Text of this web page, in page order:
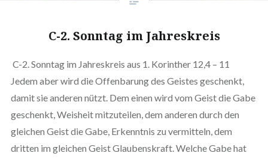
C-2. Sonntag im Jahreskreis
C-2. Sonntag im Jahreskreis aus 1. Korinther 12,4 – 11
Jedem aber wird die Offenbarung des Geistes geschenkt,
damit sie anderen nützt. Dem einen wird vom Geist die Gabe
geschenkt, Weisheit mitzuteilen, dem anderen durch den
gleichen Geist die Gabe, Erkenntnis zu vermitteln, dem
dritten im gleichen Geist Glaubenskraft. Welche Gabe hat